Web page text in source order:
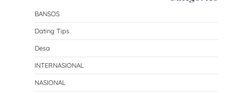
BANSOS
Dating Tips
Desa
INTERNASIONAL
NASIONAL